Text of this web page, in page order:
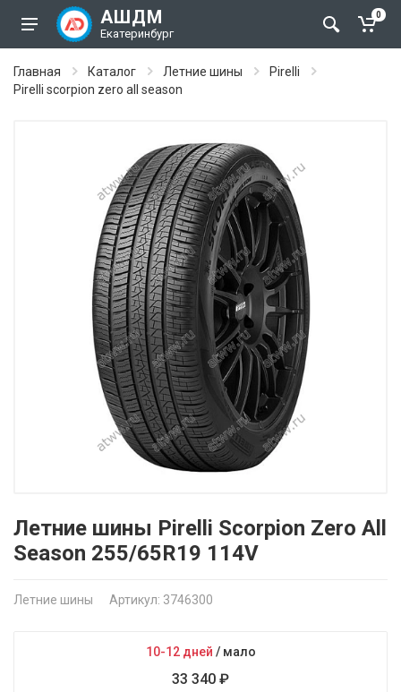
АШДМ
Екатеринбург
0
Главная Каталог Летние шины
Pirelli
Pirelli scorpion zero all season
Летние шины Pirelli Scorpion Zero All
Season 255/65R19 114V
Летние шины Артикул: 3746300
10-12 дней / мало
33 340 ₽